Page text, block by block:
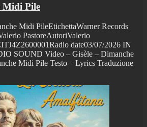
Midi Pile
Midi PileEtichettaWarner Records
PastoreAutoriValerio
date03/07/2026 IN
SOUND Video – Gisèle – Dimanche
Midi Pile Testo – Lyrics Traduzione